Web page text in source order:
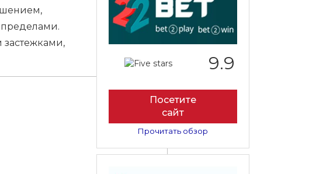
пределами.
9.9
Посетите
сайт
Прочитать обзор